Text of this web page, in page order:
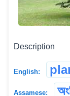
Description
English:
Assamese: